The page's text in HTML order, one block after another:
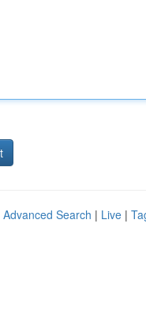
Advanced Search | Live |